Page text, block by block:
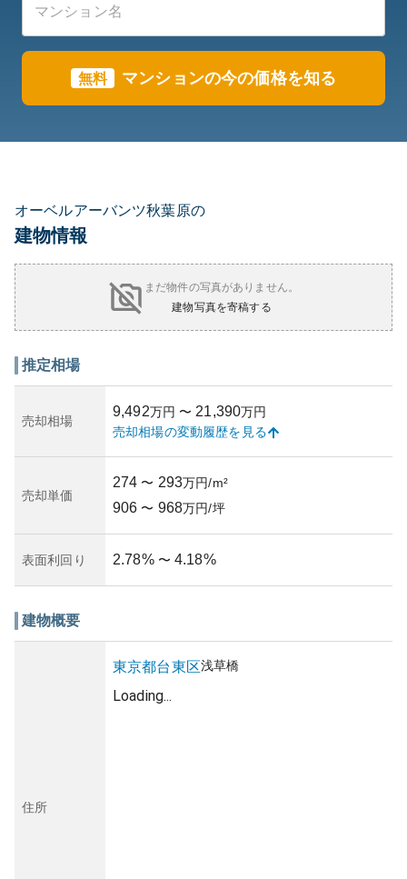
無料 マンションの今の価格を知る
オーベルアーバンツ秋葉原の
建物情報
まだ物件の写真がありません。
建物写真を寄稿する
推定相場
売却相場
9,492万円 〜 21,390万円
売却相場の変動履歴を見る
売却単価
274 〜 293万円/m²
906 〜 968万円/坪
表面利回り 2.78% 〜 4.18%
建物概要
住所
東京都台東区浅草橋
Loading...